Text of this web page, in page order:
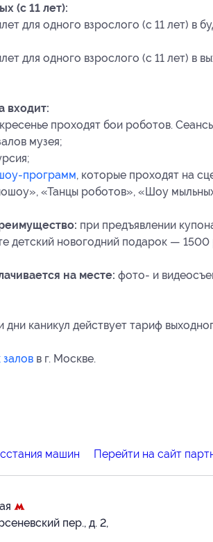
(с 11 лет):
для одного взрослого (с 11 лет) в
для одного взрослого (с 11 лет) в
входит:
проходят бои роботов.
музея;
программ, которые проходят на
«Танцы роботов», «Шоу
при предъявлении
детский новогодний подарок — 1500
на месте: фото- и
дни каникул действует тариф
залов в г. Москве.
машин Перейти на сайт
пер., д. 2,